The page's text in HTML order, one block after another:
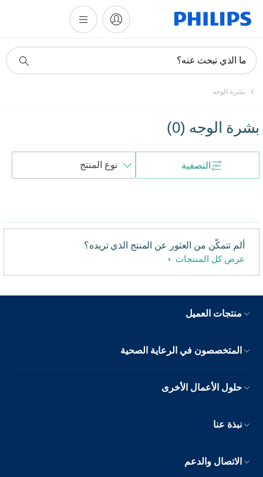
دعم
ما الذي تبحث عنه؟
بشرة الوجه
بشرة الوجه (
0
)
التصفية
حسب
ألم تتمكّن من العثور عن المنتج الذي تريده؟
عرض كل المنتجات
منتجات العميل
المتخصصون في الرعاية الصحية
حلول الأعمال الأخرى
نبذة عنا
الاتصال والدعم